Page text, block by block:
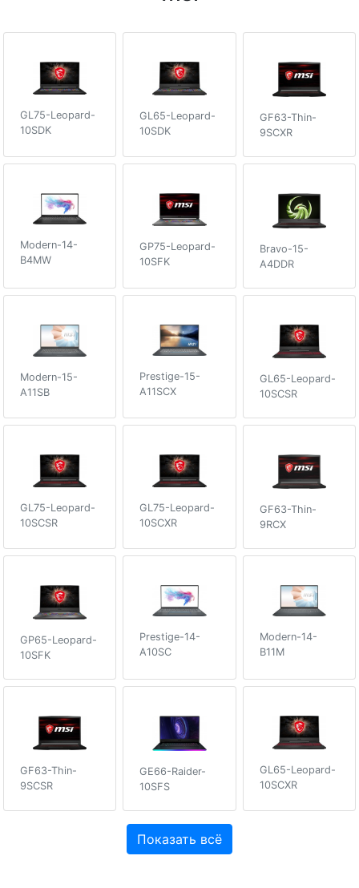
GL75-Leopard-
10SDK
GL65-Leopard-
10SDK
GF63-Thin-
9SCXR
Modern-14-
B4MW
GP75-Leopard-
10SFK
Bravo-15-
A4DDR
Modern-15-
A11SB
Prestige-15-
A11SCX
GL65-Leopard-
10SCSR
GL75-Leopard-
10SCSR
GL75-Leopard-
10SCXR
GF63-Thin-
9RCX
GP65-Leopard-
10SFK
Prestige-14-
A10SC
Modern-14-
B11M
GF63-Thin-
9SCSR
GE66-Raider-
10SFS
GL65-Leopard-
10SCXR
Показать всё